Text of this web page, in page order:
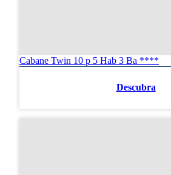
Cabane Twin 10 p 5 Hab 3 Ba ****
Descubra